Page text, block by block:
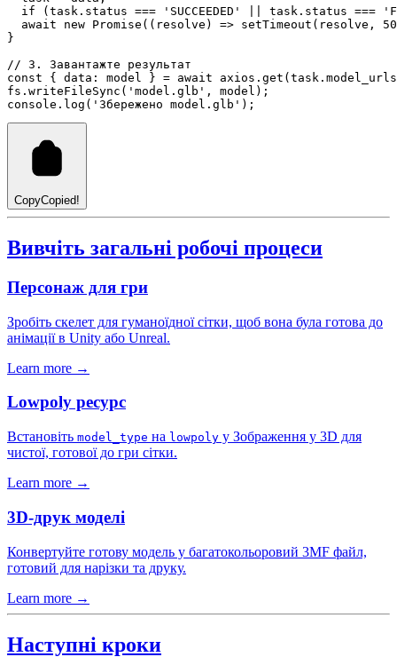
if ( task .status === 'SUCCEEDED' task .status ===
await
new Promise ((resolve) => setTimeout (resolve ,
}
// 3. Завантажте результат
const { data: model } = await axios .get ( task . model_urls
fs .writeFileSync ( 'model.glb' ,
model);
console .log ( 'Збережено model.glb' );
CopyCopied!
Вивчіть загальні робочі процеси
Персонаж для гри
Зробіть скелет для гуманоїдної сітки, щоб вона була готова до
анімації в Unity або Unreal.
Learn more →
Lowpoly ресурс
Встановіть model_type на lowpoly у Зображення у 3D для
чистої, готової до гри сітки.
Learn more →
3D-друк моделі
Конвертуйте готову модель у багатокольоровий 3MF файл,
готовий для нарізки та друку.
Learn more →
Наступні кроки